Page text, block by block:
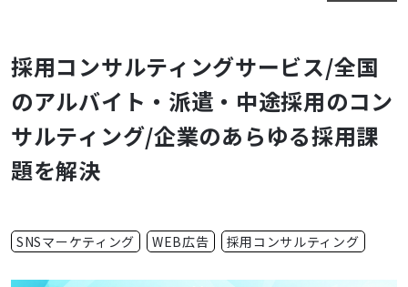
採用コンサルティングサービス/全国
のアルバイト・派遣・中途採用のコン
サルティング/企業のあらゆる採用課
題を解決
SNSマーケティング WEB広告 採用コンサルティング